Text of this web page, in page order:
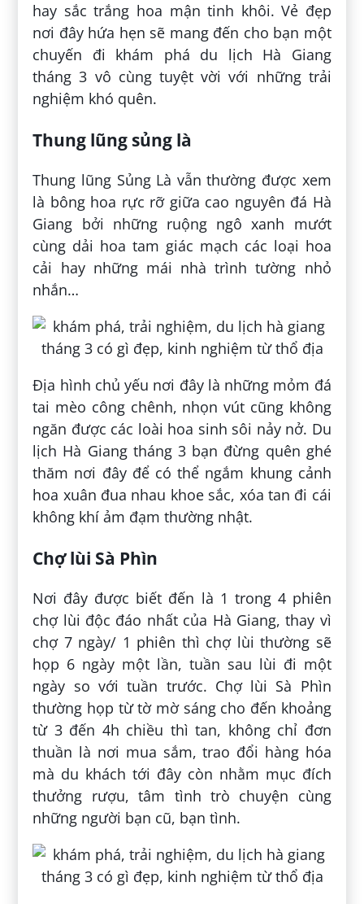
hay sắc trắng hoa mận tinh khôi. Vẻ đẹp
nơi đây hứa hẹn sẽ mang đến cho bạn một
chuyến đi khám phá du lịch Hà Giang
tháng 3 vô cùng tuyệt vời với những trải
nghiệm khó quên.
Thung lũng sủng là
Thung lũng Sủng Là vẫn thường được xem
là bông hoa rực rỡ giữa cao nguyên đá Hà
Giang bởi những ruộng ngô xanh mướt
cùng dải hoa tam giác mạch các loại hoa
cải hay những mái nhà trình tường nhỏ
nhắn…
Địa hình chủ yếu nơi đây là những mỏm đá
tai mèo công chênh, nhọn vút cũng không
ngăn được các loài hoa sinh sôi nảy nở. Du
lịch Hà Giang tháng 3 bạn đừng quên ghé
thăm nơi đây để có thể ngắm khung cảnh
hoa xuân đua nhau khoe sắc, xóa tan đi cái
không khí ảm đạm thường nhật.
Chợ lùi Sà Phìn
Nơi đây được biết đến là 1 trong 4 phiên
chợ lùi độc đáo nhất của Hà Giang, thay vì
chợ 7 ngày/ 1 phiên thì chợ lùi thường sẽ
họp 6 ngày một lần, tuần sau lùi đi một
ngày so với tuần trước. Chợ lùi Sà Phìn
thường họp từ tờ mờ sáng cho đến khoảng
từ 3 đến 4h chiều thì tan, không chỉ đơn
thuần là nơi mua sắm, trao đổi hàng hóa
mà du khách tới đây còn nhằm mục đích
thưởng rượu, tâm tình trò chuyện cùng
những người bạn cũ, bạn tình.